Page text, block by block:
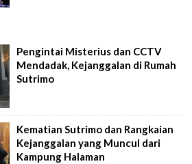
Pengintai Misterius dan CCTV
Mendadak, Kejanggalan di Rumah
Sutrimo
Kematian Sutrimo dan Rangkaian
Kejanggalan yang Muncul dari
Kampung Halaman